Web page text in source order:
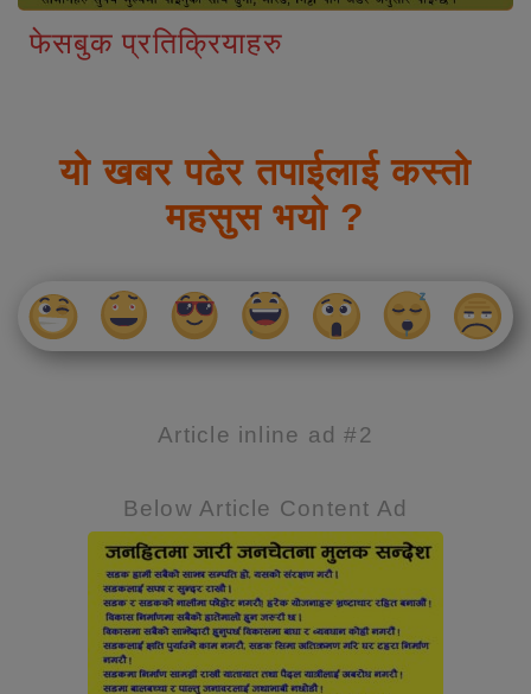
फेसबुक प्रतिक्रियाहरु
यो खबर पढेर तपाईलाई कस्तो
महसुस भयो ?
Article inline ad #2
Below Article Content Ad